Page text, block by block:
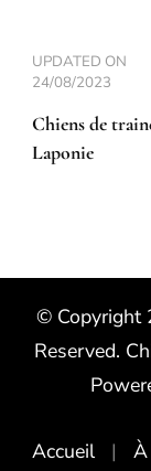
UPDATED ON
24/08/2023
Chiens de
Laponie
© Copyright
Reserved.
Accueil
À